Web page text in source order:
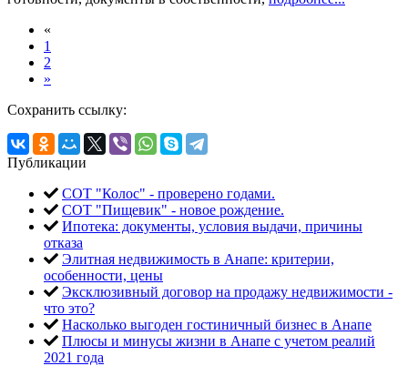
«
1
2
»
Сохранить ссылку:
Публикации
СОТ "Колос" - проверено годами.
СОТ "Пищевик" - новое рождение.
Ипотека: документы, условия выдачи, причины
отказа
Элитная недвижимость в Анапе: критерии,
особенности, цены
Эксклюзивный договор на продажу недвижимости -
что это?
Насколько выгоден гостиничный бизнес в Анапе
Плюсы и минусы жизни в Анапе с учетом реалий
2021 года